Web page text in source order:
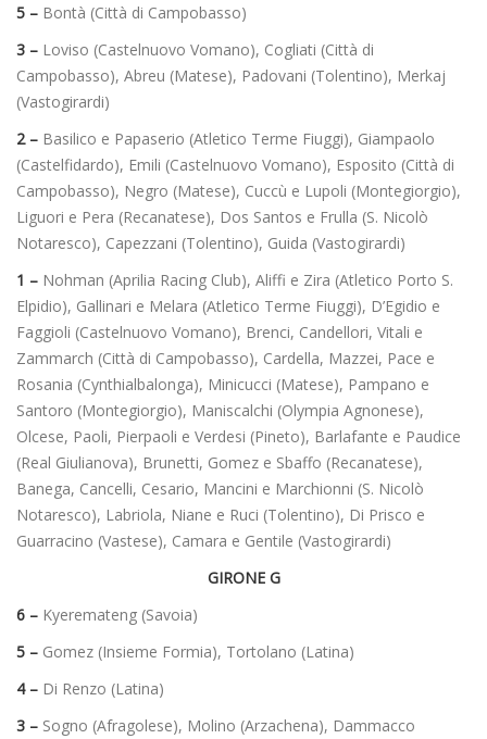
5 – Bontà (Città di Campobasso)
3 – Loviso (Castelnuovo Vomano), Cogliati (Città di
Campobasso), Abreu (Matese), Padovani (Tolentino), Merkaj
(Vastogirardi)
2 – Basilico e Papaserio (Atletico Terme Fiuggi), Giampaolo
(Castelfidardo), Emili (Castelnuovo Vomano), Esposito (Città di
Campobasso), Negro (Matese), Cuccù e Lupoli (Montegiorgio),
Liguori e Pera (Recanatese), Dos Santos e Frulla (S. Nicolò
Notaresco), Capezzani (Tolentino), Guida (Vastogirardi)
1 – Nohman (Aprilia Racing Club), Aliffi e Zira (Atletico Porto S.
Elpidio), Gallinari e Melara (Atletico Terme Fiuggi), D’Egidio e
Faggioli (Castelnuovo Vomano), Brenci, Candellori, Vitali e
Zammarch (Città di Campobasso), Cardella, Mazzei, Pace e
Rosania (Cynthialbalonga), Minicucci (Matese), Pampano e
Santoro (Montegiorgio), Maniscalchi (Olympia Agnonese),
Olcese, Paoli, Pierpaoli e Verdesi (Pineto), Barlafante e Paudice
(Real Giulianova), Brunetti, Gomez e Sbaffo (Recanatese),
Banega, Cancelli, Cesario, Mancini e Marchionni (S. Nicolò
Notaresco), Labriola, Niane e Ruci (Tolentino), Di Prisco e
Guarracino (Vastese), Camara e Gentile (Vastogirardi)
GIRONE G
6 – Kyeremateng (Savoia)
5 – Gomez (Insieme Formia), Tortolano (Latina)
4 – Di Renzo (Latina)
3 – Sogno (Afragolese), Molino (Arzachena), Dammacco